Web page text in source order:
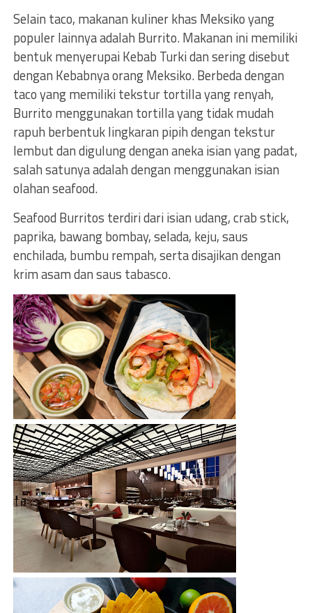
Selain taco, makanan kuliner khas Meksiko yang
populer lainnya adalah Burrito. Makanan ini memiliki
bentuk menyerupai Kebab Turki dan sering disebut
dengan Kebabnya orang Meksiko. Berbeda dengan
taco yang memiliki tekstur tortilla yang renyah,
Burrito menggunakan tortilla yang tidak mudah
rapuh berbentuk lingkaran pipih dengan tekstur
lembut dan digulung dengan aneka isian yang padat,
salah satunya adalah dengan menggunakan isian
olahan seafood.
Seafood Burritos terdiri dari isian udang, crab stick,
paprika, bawang bombay, selada, keju, saus
enchilada, bumbu rempah, serta disajikan dengan
krim asam dan saus tabasco.